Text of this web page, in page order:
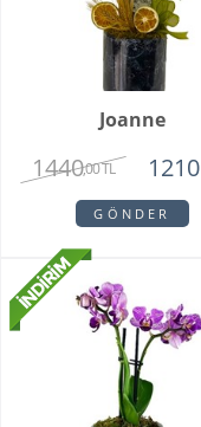
Joanne
1440,00 TL 1210
GÖNDER